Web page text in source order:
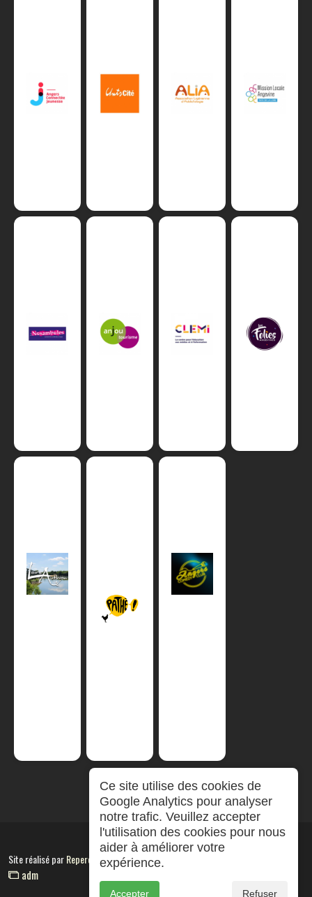
Site réalisé parRepereCom
adm
Ce site utilise des cookies de
Google Analytics pour analyser
notre trafic. Veuillez accepter
l'utilisation des cookies pour nous
aider à améliorer votre
expérience.
Accepter Refuser